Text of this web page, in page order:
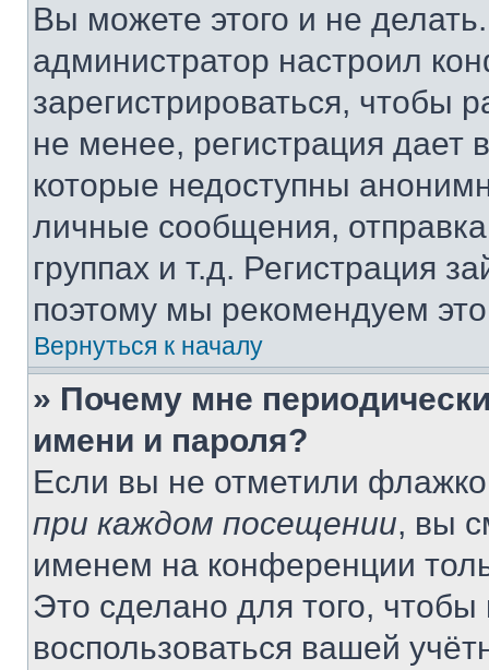
Вы можете этого и не
администратор настроил
зарегистрироваться, чтобы
не менее, регистрация
которые недоступны
личные сообщения,
группах и т.д. Регистрация
поэтому мы рекомендуем
Вернуться к началу
» Почему мне
имени и пароля?
Если вы не отметили
при каждом посещении, вы
именем на конференции
Это сделано для того, чтобы
воспользоваться вашей